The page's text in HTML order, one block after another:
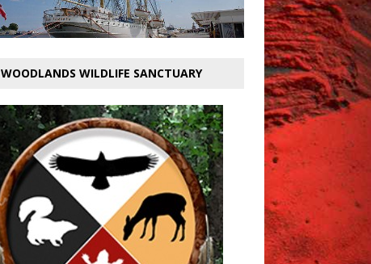
WOODLANDS WILDLIFE SANCTUARY